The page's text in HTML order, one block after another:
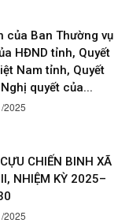
của Ban Thường vụ
HĐND tỉnh, Quyết
Nam tỉnh, Quyết
quyết của...
2025
CHIẾN BINH XÃ
NHIỆM KỲ 2025–
2025